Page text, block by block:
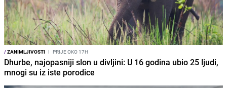
/ZANIMLJIVOSTI I PRIJE OKO 17H
Dhurbe, najopasniji slon u divljini: U 16 godina ubio 25 ljudi,
mnogi su iz iste porodice